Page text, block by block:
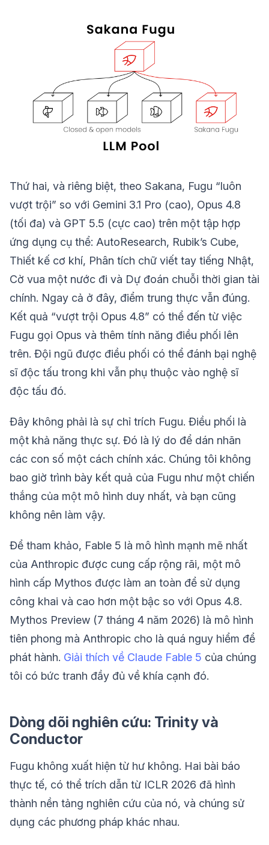
Thứ hai, và riêng biệt, theo Sakana, Fugu “luôn
vượt trội” so với Gemini 3.1 Pro (cao), Opus 4.8
(tối đa) và GPT 5.5 (cực cao) trên một tập hợp
ứng dụng cụ thể: AutoResearch, Rubik’s Cube,
Thiết kế cơ khí, Phân tích chữ viết tay tiếng Nhật,
Cờ vua một nước đi và Dự đoán chuỗi thời gian tài
chính. Ngay cả ở đây, điểm trung thực vẫn đúng.
Kết quả “vượt trội Opus 4.8” có thể đến từ việc
Fugu gọi Opus và thêm tính năng điều phối lên
trên. Đội ngũ được điều phối có thể đánh bại nghệ
sĩ độc tấu trong khi vẫn phụ thuộc vào nghệ sĩ
độc tấu đó.
Đây không phải là sự chỉ trích Fugu. Điều phối là
một khả năng thực sự. Đó là lý do để dán nhãn
các con số một cách chính xác. Chúng tôi không
bao giờ trình bày kết quả của Fugu như một chiến
thắng của một mô hình duy nhất, và bạn cũng
không nên làm vậy.
Để tham khảo, Fable 5 là mô hình mạnh mẽ nhất
của Anthropic được cung cấp rộng rãi, một mô
hình cấp Mythos được làm an toàn để sử dụng
công khai và cao hơn một bậc so với Opus 4.8.
Mythos Preview (7 tháng 4 năm 2026) là mô hình
tiên phong mà Anthropic cho là quá nguy hiểm để
phát hành. Giải thích về Claude Fable 5 của chúng
tôi có bức tranh đầy đủ về khía cạnh đó.
Dòng dõi nghiên cứu: Trinity và
Conductor
Fugu không xuất hiện từ hư không. Hai bài báo
thực tế, có thể trích dẫn từ ICLR 2026 đã hình
thành nền tảng nghiên cứu của nó, và chúng sử
dụng các phương pháp khác nhau.